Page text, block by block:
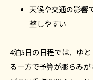
天候や交通の影響
整しやすい
4泊5日の日程では、ゆ
る一方で予算が膨らみ